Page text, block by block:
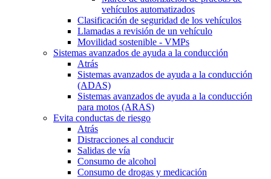
vehículos automatizados
Clasificación de seguridad de los vehículos
Llamadas a revisión de un vehículo
Movilidad sostenible - VMPs
Sistemas avanzados de ayuda a la conducción
Atrás
Sistemas avanzados de ayuda a la conducción
(ADAS)
Sistemas avanzados de ayuda a la conducción
para motos (ARAS)
Evita conductas de riesgo
Atrás
Distracciones al conducir
Salidas de vía
Consumo de alcohol
Consumo de drogas y medicación